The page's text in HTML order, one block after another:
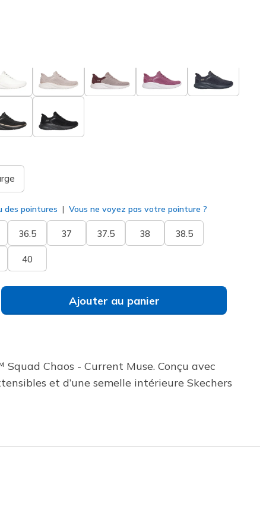
des pointures Vous ne voyez pas votre pointure ?
36.5 37 37.5 38 38.5
40
Ajouter au panier
Chaos - Current Muse. Conçu avec
et d’une semelle intérieure Skechers